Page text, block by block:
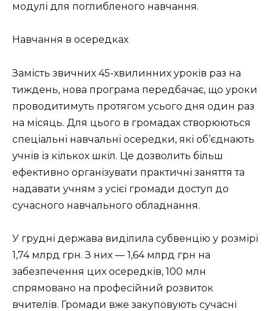
модулі для поглибленого навчання.
Навчання в осередках
Замість звичних 45-хвилинних уроків раз на
тиждень, нова програма передбачає, що уроки
проводитимуть протягом усього дня один раз
на місяць. Для цього в громадах створюються
спеціальні навчальні осередки, які об’єднають
учнів із кількох шкіл. Це дозволить більш
ефективно організувати практичні заняття та
надавати учням з усієї громади доступ до
сучасного навчального обладнання.
У грудні держава виділила субвенцію у розмірі
1,74 млрд грн. З них — 1,64 млрд грн на
забезпечення цих осередків, 100 млн
спрямовано на професійний розвиток
вчителів. Громади вже закуповують сучасні